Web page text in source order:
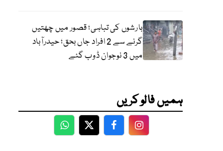
بارشوں کی تباہی؛ قصور میں چھتیں
گرنے سے 2 افراد جاں بحق؛ حیدرآباد
میں 3 نوجوان ڈوب گئے
ہمیں فالو کریں
WhatsApp
TwitterFacebookFacebook